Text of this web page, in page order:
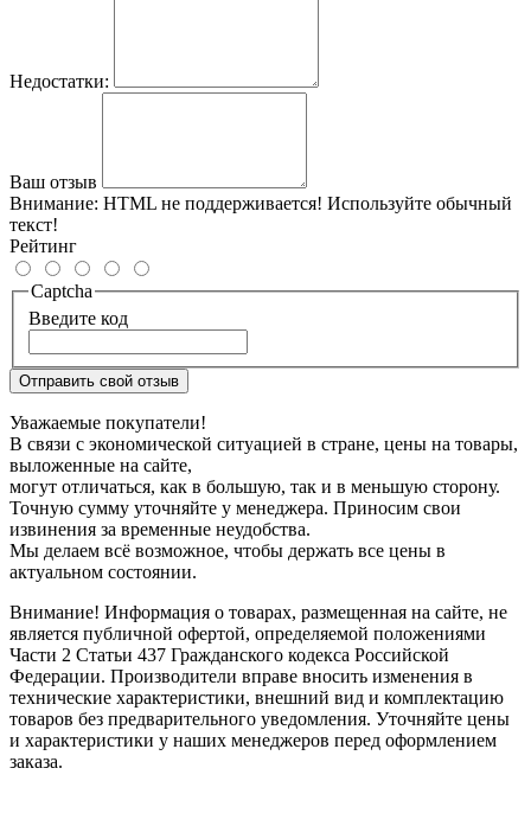
Недостатки:
Ваш отзыв
Внимание: HTML не поддерживается! Используйте обычный
текст!
Рейтинг
Captcha
Введите код
Отправить свой отзыв
Уважаемые покупатели!
В связи с экономической ситуацией в стране, цены на товары,
выложенные на сайте,
могут отличаться, как в большую, так и в меньшую сторону.
Точную сумму уточняйте у менеджера. Приносим свои
извинения за временные неудобства.
Мы делаем всё возможное, чтобы держать все цены в
актуальном состоянии.
Внимание! Информация о товарах, размещенная на сайте, не
является публичной офертой, определяемой положениями
Части 2 Статьи 437 Гражданского кодекса Российской
Федерации. Производители вправе вносить изменения в
технические характеристики, внешний вид и комплектацию
товаров без предварительного уведомления. Уточняйте цены
и характеристики у наших менеджеров перед оформлением
заказа.